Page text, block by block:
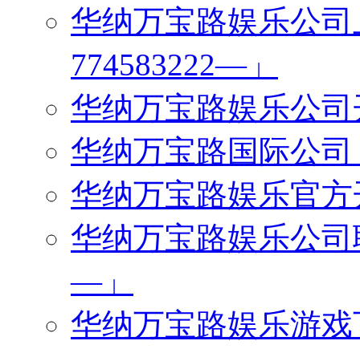
华纳万宝路娱乐公
774583222—」
华纳万宝路娱乐公
华纳万宝路国际公
华纳万宝路娱乐官
华纳万宝路娱乐公
—」
华纳万宝路娱乐游